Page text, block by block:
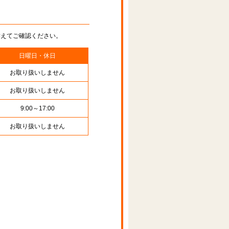
てご確認ください。
日曜日・休日
お取り扱いしません
お取り扱いしません
9:00～17:00
お取り扱いしません